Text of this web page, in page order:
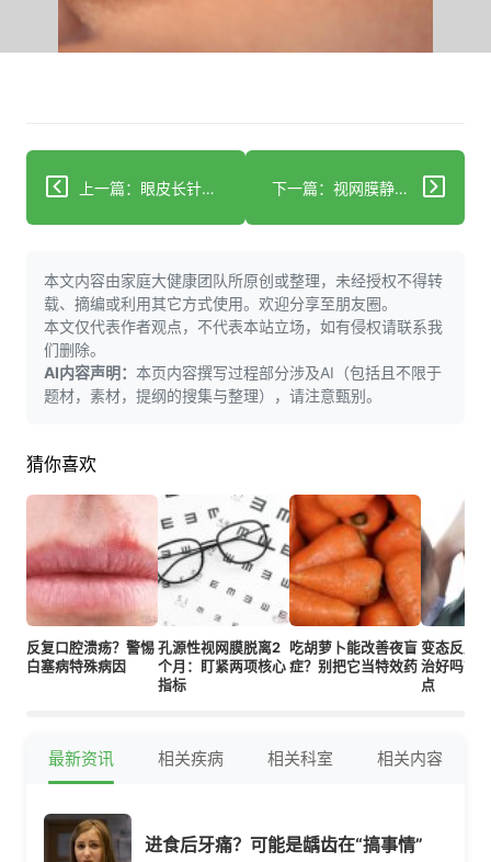
上一篇：眼皮长针眼痛得慌？科学处理避坑指南 下一篇：视网膜静脉阻塞致水肿出血：科学治疗护视力
本文内容由家庭大健康团队所原创或整理，未经授权不得转
载、摘编或利用其它方式使用。欢迎分享至朋友圈。
本文仅代表作者观点，不代表本站立场，如有侵权请联系我
们删除。
AI内容声明： 本页内容撰写过程部分涉及AI（包括且不限于
题材，素材，提纲的搜集与整理），请注意甄别。
猜你喜欢
反复口腔溃疡？警惕
白塞病特殊病因
孔源性视网膜脱离2
个月：盯紧两项核心
指标
吃胡萝卜能改善夜盲
症？别把它当特效药
变态反应
治好吗？
点
最新资讯 相关疾病 相关科室 相关内容
进食后牙痛？可能是龋齿在“搞事情”